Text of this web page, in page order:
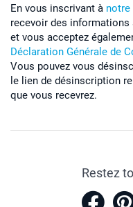
En vous inscrivant à notre
recevoir des
et vous acceptez
Déclaration Générale de
Vous pouvez vous
le lien de désinscription
que vous recevrez.
Restez